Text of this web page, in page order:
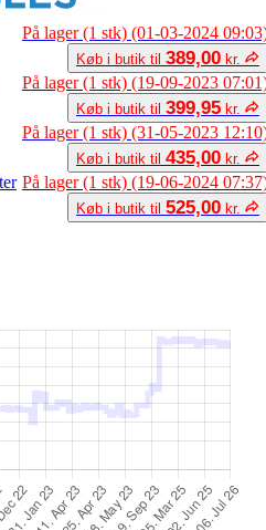
På lager (1 stk) (01-03-2024
Køb i butik til 389,00 kr.
På lager (1 stk) (19-09-2023
Køb i butik til 399,95 kr.
På lager (1 stk) (31-05-2023
Køb i butik til 435,00 kr.
På lager (1 stk) (19-06-2024
Køb i butik til 525,00 kr.